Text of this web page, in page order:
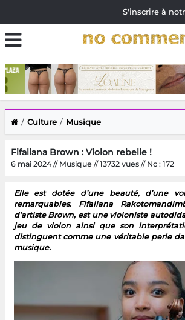
S'inscrire à
Culture Musique
Fifaliana Brown : Violon rebelle !
6 mai 2024 // Musique // 13732 vues // Nc : 172
Elle est dotée d’une beauté, d’une
remarquables. Fifaliana
d’artiste Brown, est une violoniste
jeu de violon ainsi que son
distinguent comme une véritable perle
musique.